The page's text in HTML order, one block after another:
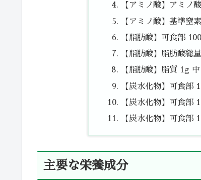
【アミノ酸】アミノ
【アミノ酸】基準窒
【脂肪酸】可食部
【脂肪酸】脂肪酸総
【脂肪酸】脂質 1g 中
【炭水化物】可食部
【炭水化物】可食部
【炭水化物】可食部
主要な栄養成分